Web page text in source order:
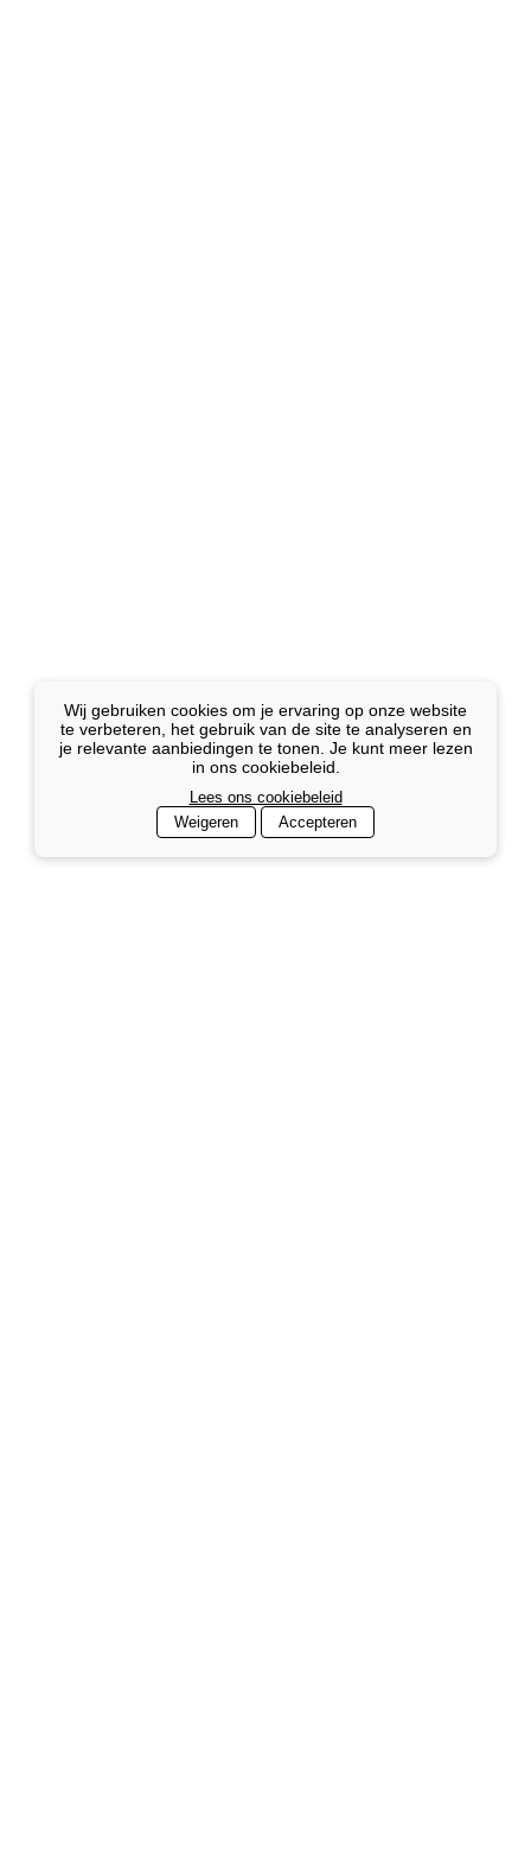
Wij gebruiken cookies om je ervaring op onze website
te verbeteren, het gebruik van de site te analyseren en
je relevante aanbiedingen te tonen. Je kunt meer lezen
in ons cookiebeleid.
Lees ons cookiebeleid
Weigeren
Accepteren